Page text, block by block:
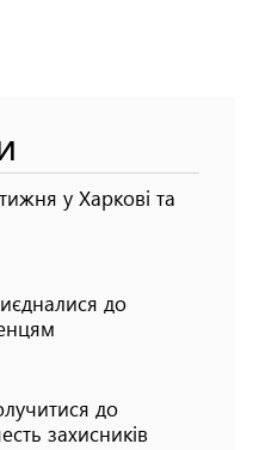
у Харкові та
до
до
захисників